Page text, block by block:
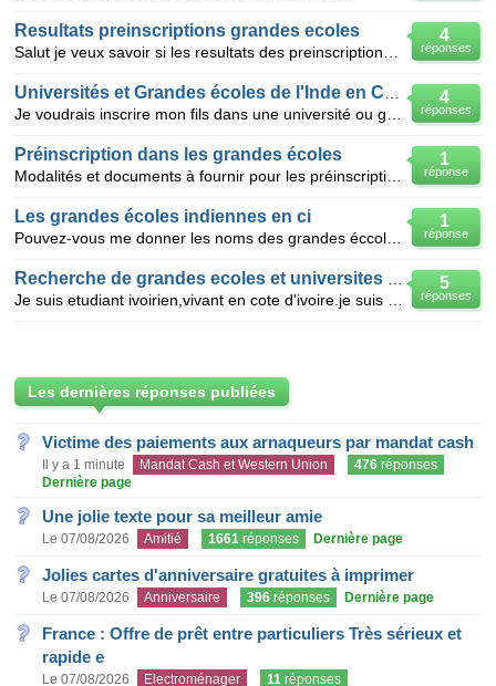
4
réponses
Resultats preinscriptions grandes ecoles
4
réponses
1
réponse
Préinscription dans les grandes écoles
1
réponse
Les grandes écoles indiennes en ci
5
réponses
Les dernières réponses publiées
Victime des paiements aux arnaqueurs par mandat cash
Il y a 1 minute Mandat Cash et Western Union 476 réponses
Dernière page
Une jolie texte pour sa meilleur amie
Le 07/08/2026 Amitié 1661 réponses Dernière page
Jolies cartes d'anniversaire gratuites à imprimer
Le 07/08/2026 Anniversaire 396 réponses Dernière page
France : Offre de prêt entre particuliers Très sérieux et
rapide e
Le 07/08/2026 Electroménager 11 réponses